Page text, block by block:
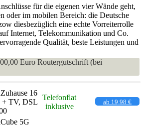
für die eigenen vier Wände geht,
oder im mobilen Bereich: die Deutsche
diesbezüglich eine echte Vorreiterrolle
Internet, Telekommunikation und Co.
Qualität, beste Leistungen und
Euro Routergutschrift (bei
16
+ TV, DSL
Telefonflat
inklusive
ab 19,98 €
5G